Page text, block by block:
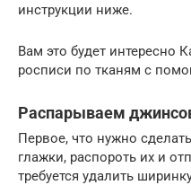
инструкции ниже.
Вам это будет интересно
росписи по тканям с
Распарываем
Первое, что нужно
глажки, распороть их и
требуется удалить